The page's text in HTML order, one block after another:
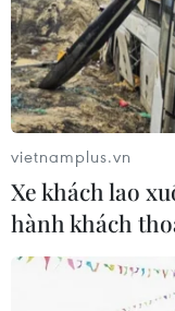
06/08/2026 08:25
HLV Kim Sang-
hướng tới chiến
đầu bảng'
06/08/2026 07:25
chịu sức ép
vietnamplus.vn
Xe khách lao
hành khách